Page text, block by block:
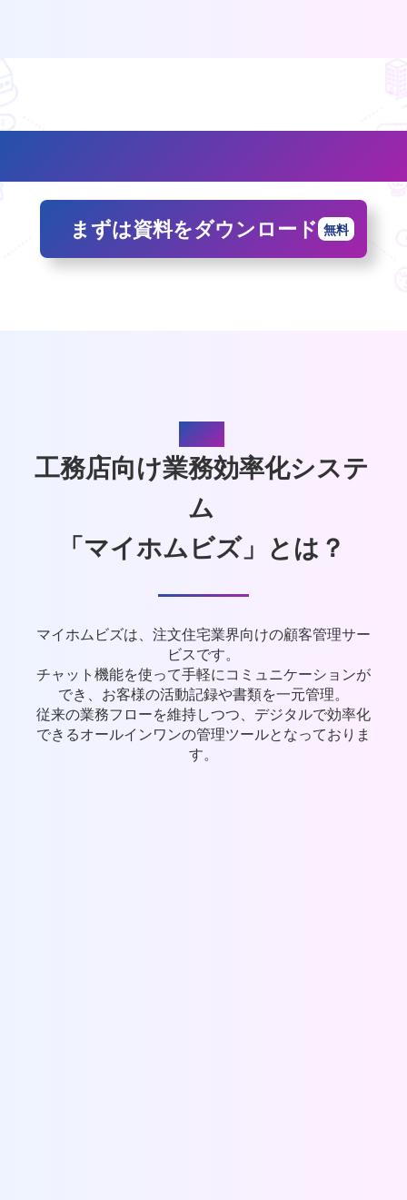
まずは資料をダウンロード 無料
工務店向け業務効率化システ
ム
「マイホムビズ」とは？
マイホムビズは、注文住宅業界向けの顧客管理サー
ビスです。
チャット機能を使って手軽にコミュニケーションが
でき、お客様の活動記録や書類を一元管理。
従来の業務フローを維持しつつ、デジタルで効率化
できるオールインワンの管理ツールとなっておりま
す。